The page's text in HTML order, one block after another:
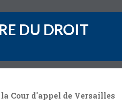
DU DROIT
Cour d'appel de Versailles